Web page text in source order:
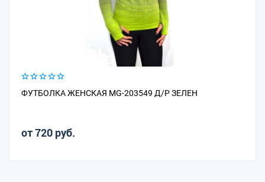
ФУТБОЛКА ЖЕНСКАЯ MG-203549 Д/Р ЗЕЛЕН
от 720 руб.